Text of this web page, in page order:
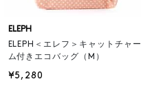
ELEPH
ELEPH＜エレフ＞キャットチャー
ム付きエコバッグ（M）
¥5,280